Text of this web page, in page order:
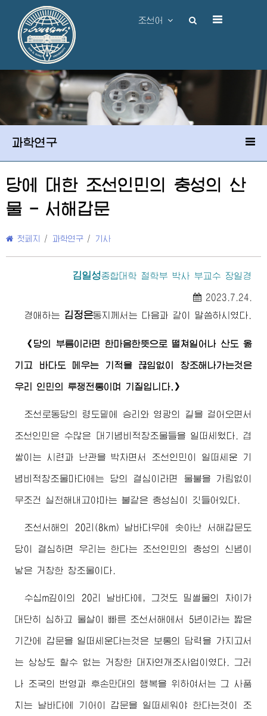
조선어
과학연구
당에 대한 조선인민의 충성의 산
물 - 서해갑문
첫페지 / 과학연구 / 기사
김일성종합대학 철학부 박사 부교수 장일경
2023.7.24.
경애하는 김정은동지께서 는 다음과 같이 말씀하시였다.
《당의 부름이라면 한마음한뜻으로 떨쳐일어나 산도 옮
기고 바다도 메우는 기적을 끊임없이 창조해나가는것은
우리 인민의 투쟁전통이며 기질입니다.》
조선로동당의 령도밑에 승리와 영광의 길을 걸어오면서
조선인민은 수많은 대기념비적창조물들을 일떠세웠다. 겹
쌓이는 시련과 난관을 박차면서 조선인민이 일떠세운 기
념비적창조물마다에는 당의 결심이라면 물불을 가림없이
무조건 실천해내고야마는 불같은 충성심이 깃들어있다.
조선서해의 20리(8km) 날바다우에 솟아난 서해갑문도
당이 결심하면 우리는 한다는 조선인민의 충성의 신념이
낳은 거창한 창조물이다.
수십m깊이의 20리 날바다에, 그것도 밀썰물의 차이가
대단히 심하고 물살이 빠른 조선서해에서 5년이라는 짧은
기간에 갑문을 일떠세운다는것은 보통의 담력을 가지고서
는 상상도 할수 없는 거창한 대자연개조사업이였다. 그러
나 조국의 번영과 후손만대의 행복을 위하여서는 그 사품
치는 날바다에 기어이 갑문을 일떠세워야 한다는것이 조